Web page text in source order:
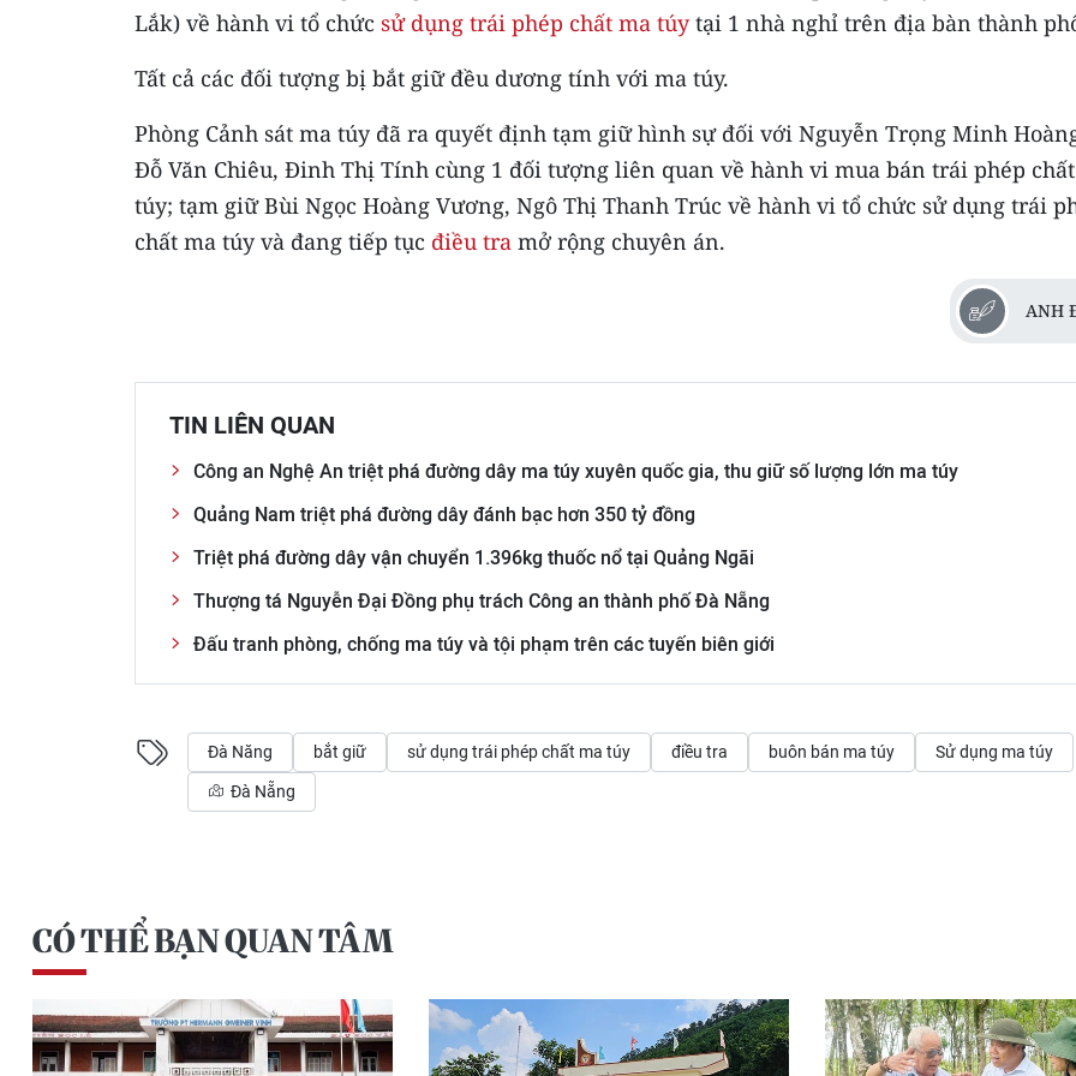
Lắk) về hành vi tổ chức sử dụng trái phép chất ma túytại 1 nhà nghỉ trên địa bàn thành
Tất cả các đối tượng bị bắt giữ đều dương tính với ma túy.
Phòng Cảnh sát ma túy đã ra quyết định tạm giữ hình sự đối với Nguyễn Trọng Minh
Đỗ Văn Chiêu, Đinh Thị Tính cùng 1 đối tượng liên quan về hành vi mua bán trái phép
túy; tạm giữ Bùi Ngọc Hoàng Vương, Ngô Thị Thanh Trúc về hành vi tổ chức sử dụng trái
chất ma túy và đang tiếp tục điều tra mở rộng chuyên án.
ANH
TIN LIÊN QUAN
Công an Nghệ An triệt phá đường dây ma túy xuyên quốc gia, thu giữ số lượng lớn ma túy
Quảng Nam triệt phá đường dây đánh bạc hơn 350 tỷ đồng
Triệt phá đường dây vận chuyển 1.396kg thuốc nổ tại Quảng Ngãi
Thượng tá Nguyễn Đại Đồng phụ trách Công an thành phố Đà Nẵng
Đấu tranh phòng, chống ma túy và tội phạm trên các tuyến biên giới
Đà Năng bắt giữ sử dụng trái phép chất ma túy điều tra buôn bán ma túy Sử dụng ma túy
Đà Nẵng
CÓ THỂ BẠN QUAN TÂM